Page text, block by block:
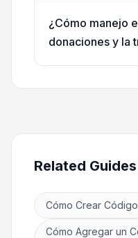
¿Cómo manejo
donaciones y la
Related Guides
Cómo Crear
Cómo Agregar un